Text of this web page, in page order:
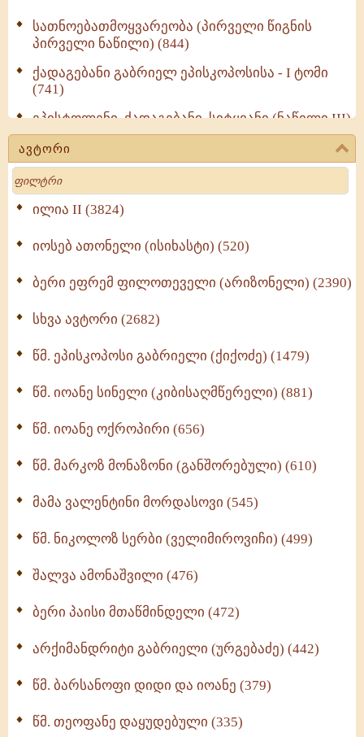
სათნოებათმოყვარეობა (პირველი წიგნის
პირველი ნაწილი) (844)
ქადაგებანი გაბრიელ ეპისკოპოსისა - I ტომი
(741)
ეპისტოლენი, ქადაგებანი, სიტყვანი (ნაწილი III)
(723)
მოძღვრის ძალზე სასარგებლო რჩევები
მრევლისათვის (545)
Wisdomge (514)
ქადაგებანი გაბრიელ ეპისკოპოსისა - II ტომი
სულიერი ცხოვრების სახელმძღვანელო -
ნაწილი II (369)
ავტორი
Search
ილია II (3824)
იოსებ ათონელი (ისიხასტი) (520)
ბერი ეფრემ ფილოთეველი (არიზონელი) (2390)
სხვა ავტორი (2682)
წმ. ეპისკოპოსი გაბრიელი (ქიქოძე) (1479)
წმ. იოანე სინელი (კიბისაღმწერელი) (881)
წმ. იოანე ოქროპირი (656)
წმ. მარკოზ მონაზონი (განშორებული) (610)
მამა ვალენტინი მორდასოვი (545)
წმ. ნიკოლოზ სერბი (ველიმიროვიჩი) (499)
შალვა ამონაშვილი (476)
ბერი პაისი მთაწმინდელი (472)
არქიმანდრიტი გაბრიელი (ურგებაძე) (442)
წმ. ბარსანოფი დიდი და იოანე (379)
წმ. თეოფანე დაყუდებული (335)